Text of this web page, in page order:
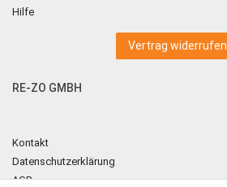
Hilfe
Vertrag widerrufen
RE-ZO GMBH
Kontakt
Datenschutzerklärung
AGB